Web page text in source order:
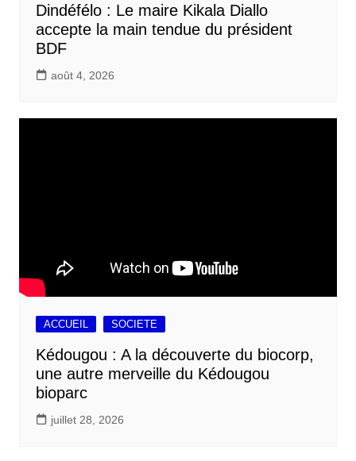
Dindéfélo : Le maire Kikala Diallo
accepte la main tendue du président
BDF
août 4, 2026
ACCUEIL SOCIETE
Kédougou : A la découverte du biocorp,
une autre merveille du Kédougou
bioparc
juillet 28, 2026